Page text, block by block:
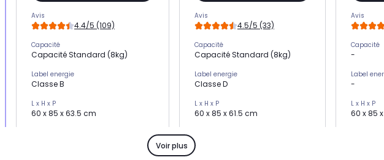
Avis
4.4/5 (109)
Capacité
Capacité Standard (8kg)
Label energie
Classe B
L x H x P
60 x 85 x 63.5 cm
Avis
4.5/5 (33)
Capacité
Capacité Standard (8kg)
Label energie
Classe D
L x H x P
60 x 85 x 61.5 cm
Essorage élevé (1400 trs)
Avis
Capacité
-
Label
-
L x H x P
60 x 85
Voir plus